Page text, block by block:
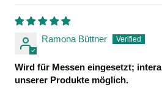
Ramona Büttner
Wird für Messen eingesetzt;
unserer Produkte möglich.